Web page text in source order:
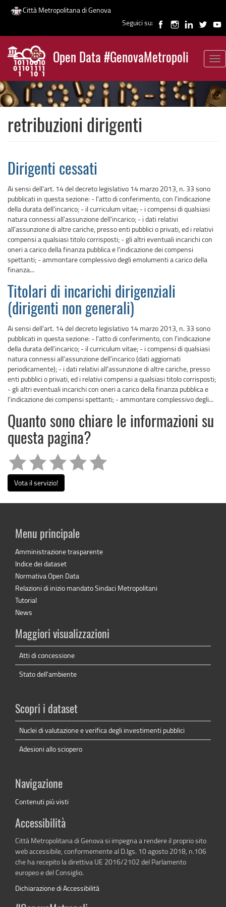
Salta
contenuto
principale
Città Metropolitana di Genova
Seguici su:
Open Data #GenovaMetropoli
News
retribuzioni dirigenti
Dirigenti cessati
Ai sensi dell'art. 14 del decreto legislativo 14 marzo 2013, n. 33 sono
pubblicati in questa sezione: - l'atto di conferimento, con l'indicazione
della durata dell'incarico; - il curriculum vitae; - i compensi di qualsiasi
natura connessi all'assunzione dell'incarico; - i dati relativi
all'assunzione di altre cariche, presso enti pubblici o privati, ed i relativi
compensi a qualsiasi titolo corrisposti; - gli altri eventuali incarichi con
oneri a carico della finanza pubblica e l'indicazione dei compensi
spettanti; - ammontare complessivo degli emolumenti a carico della
finanza...
Titolari di incarichi dirigenziali
(dirigenti non generali)
Ai sensi dell'art. 14 del decreto legislativo 14 marzo 2013, n. 33 sono
pubblicati in questa sezione: - l'atto di conferimento, con l'indicazione
della durata dell'incarico; - il curriculum vitae; - i compensi di qualsiasi
natura connessi all'assunzione dell'incarico (dati aggiornati
periodicamente); - i dati relativi all'assunzione di altre cariche, presso
enti pubblici o privati, ed i relativi compensi a qualsiasi titolo corrisposti;
- gli altri eventuali incarichi con oneri a carico della finanza pubblica e
l'indicazione dei compensi spettanti; - ammontare complessivo degli...
Quanto sono chiare le informazioni su
questa pagina?
Vota il servizio!
Menu principale
Amministrazione trasparente
Indice dei dataset
Normativa Open Data
Relazioni di inizio mandato Sindaci Metropolitani
Tutorial
News
Maggiori visualizzazioni
Atti di concessione
Stato dell'ambiente
Scopri i dataset
Nuclei di valutazione e verifica degli investimenti pubblici
Adesioni allo sciopero
Navigazione
Contenuti più visti
Accessibilità
Città Metropolitana di Genova si impegna a rendere il proprio sito
web accessibile, conformemente al D.lgs. 10 agosto 2018, n.106
che ha recepito la direttiva UE 2016/2102 del Parlamento
europeo e del Consiglio.
Dichiarazione di Accessibilità